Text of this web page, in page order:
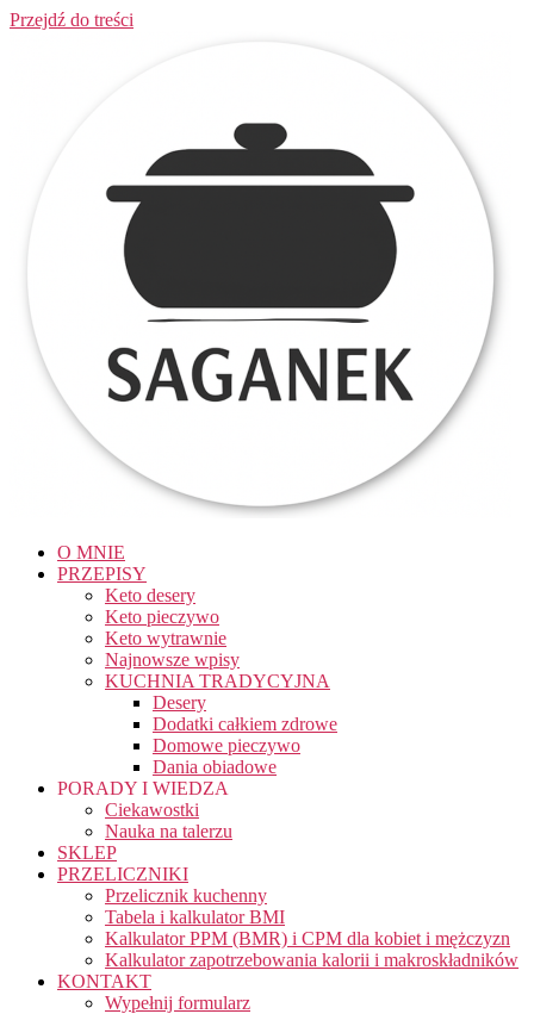
Przejdź do treści
O MNIE
PRZEPISY
Keto desery
Keto pieczywo
Keto wytrawnie
Najnowsze wpisy
KUCHNIA TRADYCYJNA
Desery
Dodatki całkiem zdrowe
Domowe pieczywo
Dania obiadowe
PORADY I WIEDZA
Ciekawostki
Nauka na talerzu
SKLEP
PRZELICZNIKI
Przelicznik kuchenny
Tabela i kalkulator BMI
Kalkulator PPM (BMR) i CPM dla kobiet i mężczyzn
Kalkulator zapotrzebowania kalorii i makroskładników
KONTAKT
Wypełnij formularz